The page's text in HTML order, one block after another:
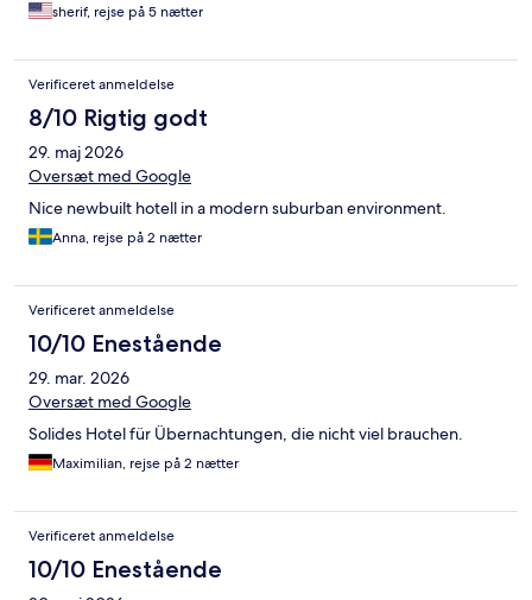
sherif, rejse på 5 nætter
Verificeret anmeldelse
8/10 Rigtig godt
29. maj 2026
Oversæt med Google
Nice newbuilt hotell in a modern suburban environment.
Anna, rejse på 2 nætter
Verificeret anmeldelse
10/10 Enestående
29. mar. 2026
Oversæt med Google
Solides Hotel für Übernachtungen, die nicht viel brauchen.
Maximilian, rejse på 2 nætter
Verificeret anmeldelse
10/10 Enestående